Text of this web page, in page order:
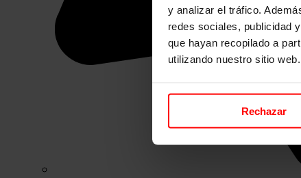
y analizar el tráfico.
redes sociales, publicidad
que hayan recopilado a
utilizando nuestro sitio web.
Rechazar